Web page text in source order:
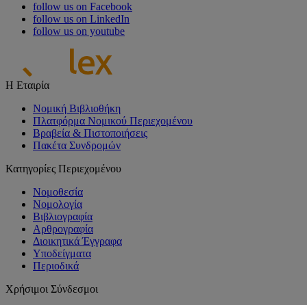
follow us on Facebook
follow us on LinkedIn
follow us on youtube
Η Εταιρία
Νομική Βιβλιοθήκη
Πλατφόρμα Νομικού Περιεχομένου
Βραβεία & Πιστοποιήσεις
Πακέτα Συνδρομών
Κατηγορίες Περιεχομένου
Νομοθεσία
Νομολογία
Βιβλιογραφία
Αρθρογραφία
Διοικητικά Έγγραφα
Υποδείγματα
Περιοδικά
Χρήσιμοι Σύνδεσμοι